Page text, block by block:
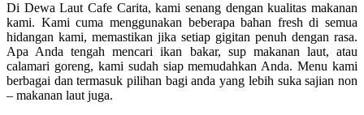
Di Dewa Laut Cafe Carita, kami senang dengan kualitas makanan
kami. Kami cuma menggunakan beberapa bahan fresh di semua
hidangan kami, memastikan jika setiap gigitan penuh dengan rasa.
Apa Anda tengah mencari ikan bakar, sup makanan laut, atau
calamari goreng, kami sudah siap memudahkan Anda. Menu kami
berbagai dan termasuk pilihan bagi anda yang lebih suka sajian non
– makanan laut juga.